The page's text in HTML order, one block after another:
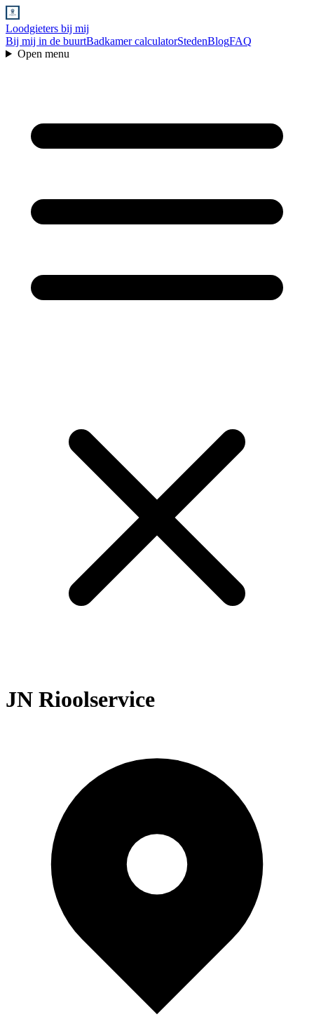
Loodgieters bij mij
Bij mij in de buurtBadkamer calculatorStedenBlogFAQ
Open menu
JN Rioolservice